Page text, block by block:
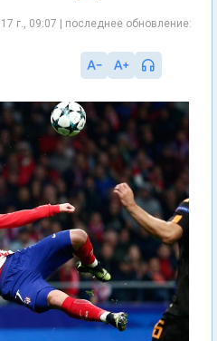
г., 09:07 | последнее обновление: